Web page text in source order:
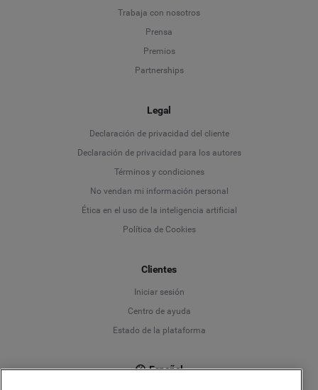
Trabaja con nosotros
Prensa
Premios
Partnerships
Legal
Declaración de privacidad del cliente
Declaración de privacidad para los autores
Términos y condiciones
No vendan mi información personal
Ética en el uso de la inteligencia artificial
Política de Cookies
Clientes
Iniciar sesión
Centro de ayuda
Estado de la plataforma
Español
Language
Deutsch